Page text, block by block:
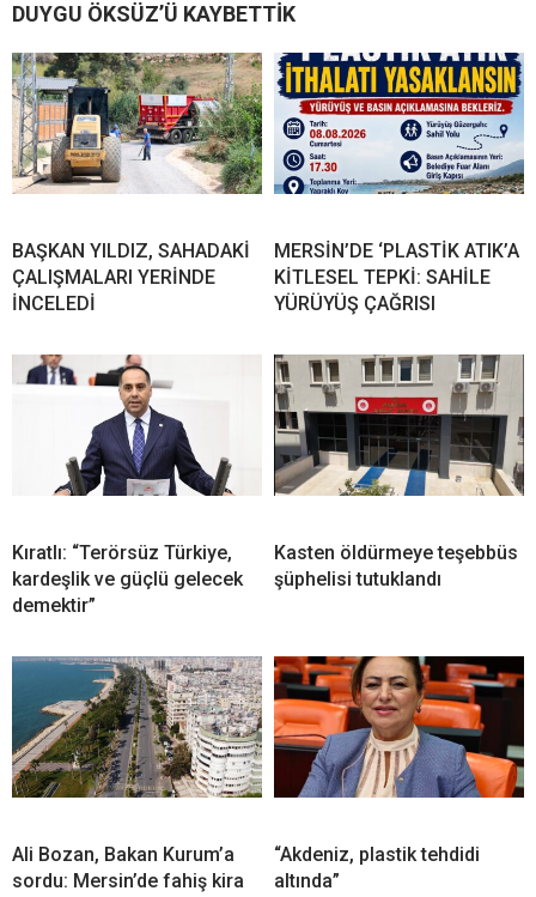
DUYGU ÖKSÜZ’Ü KAYBETTİK
BAŞKAN YILDIZ, SAHADAKİ
ÇALIŞMALARI YERİNDE
İNCELEDİ
MERSİN’DE ‘PLASTİK ATIK’A
KİTLESEL TEPKİ: SAHİLE
YÜRÜYÜŞ ÇAĞRISI
Kıratlı: “Terörsüz Türkiye,
kardeşlik ve güçlü gelecek
demektir”
Kasten öldürmeye teşebbüs
şüphelisi tutuklandı
Ali Bozan, Bakan Kurum’a
sordu: Mersin’de fahiş kira
“Akdeniz, plastik tehdidi
altında”